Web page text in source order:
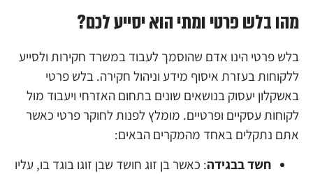
מהו בלש פרטי ומתי הוא יסייע לכם?
בלש פרטי הינו אדם שהוסמך לעבוד במשרד חקירות ולסייע
ללקוחות בעזרת איסוף מידע וניהול חקירה. בלש פרטי
באשקלון יעסוק בנושאים שונים בתחום האזרחי ויעבוד מול
לקוחות עסקיים ופרטיים. מומלץ לפנות לחוקר פרטי כאשר
אתם נתקלים באחד מהמקרים הבאים:
חשד בבגידה: כאשר בן זוג חושד שבן זוגו בוגד בו, עליו